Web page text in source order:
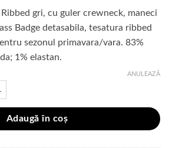
este:
1
519 lei.
gri, cu guler crewneck, maneci
Badge detasabila, tesatura ribbed
sezonul primavara/vara. 83%
1% elastan.
ANULEAZĂ
Adaugă în coș